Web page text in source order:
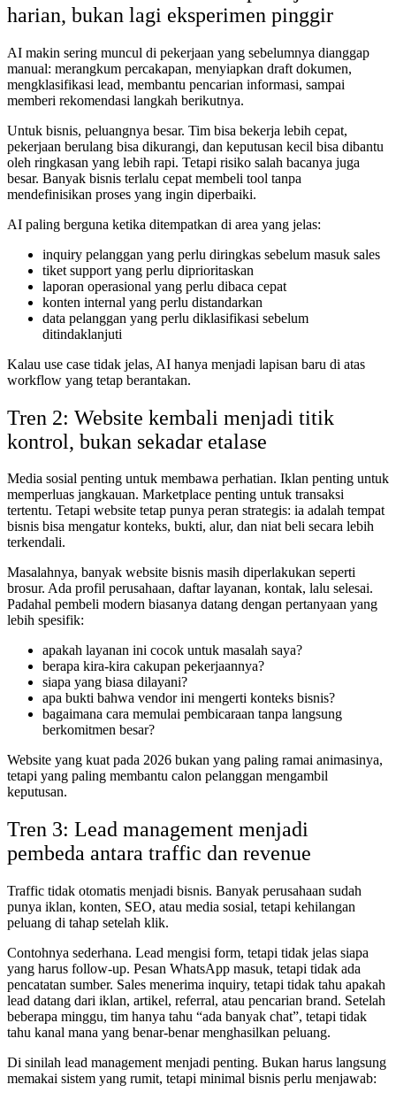
harian, bukan lagi eksperimen pinggir
AI makin sering muncul di pekerjaan yang sebelumnya dianggap
manual: merangkum percakapan, menyiapkan draft dokumen,
mengklasifikasi lead, membantu pencarian informasi, sampai
memberi rekomendasi langkah berikutnya.
Untuk bisnis, peluangnya besar. Tim bisa bekerja lebih cepat,
pekerjaan berulang bisa dikurangi, dan keputusan kecil bisa dibantu
oleh ringkasan yang lebih rapi. Tetapi risiko salah bacanya juga
besar. Banyak bisnis terlalu cepat membeli tool tanpa
mendefinisikan proses yang ingin diperbaiki.
AI paling berguna ketika ditempatkan di area yang jelas:
inquiry pelanggan yang perlu diringkas sebelum masuk sales
tiket support yang perlu diprioritaskan
laporan operasional yang perlu dibaca cepat
konten internal yang perlu distandarkan
data pelanggan yang perlu diklasifikasi sebelum
ditindaklanjuti
Kalau use case tidak jelas, AI hanya menjadi lapisan baru di atas
workflow yang tetap berantakan.
Tren 2: Website kembali menjadi titik
kontrol, bukan sekadar etalase
Media sosial penting untuk membawa perhatian. Iklan penting untuk
memperluas jangkauan. Marketplace penting untuk transaksi
tertentu. Tetapi website tetap punya peran strategis: ia adalah tempat
bisnis bisa mengatur konteks, bukti, alur, dan niat beli secara lebih
terkendali.
Masalahnya, banyak website bisnis masih diperlakukan seperti
brosur. Ada profil perusahaan, daftar layanan, kontak, lalu selesai.
Padahal pembeli modern biasanya datang dengan pertanyaan yang
lebih spesifik:
apakah layanan ini cocok untuk masalah saya?
berapa kira-kira cakupan pekerjaannya?
siapa yang biasa dilayani?
apa bukti bahwa vendor ini mengerti konteks bisnis?
bagaimana cara memulai pembicaraan tanpa langsung
berkomitmen besar?
Website yang kuat pada 2026 bukan yang paling ramai animasinya,
tetapi yang paling membantu calon pelanggan mengambil
keputusan.
Tren 3: Lead management menjadi
pembeda antara traffic dan revenue
Traffic tidak otomatis menjadi bisnis. Banyak perusahaan sudah
punya iklan, konten, SEO, atau media sosial, tetapi kehilangan
peluang di tahap setelah klik.
Contohnya sederhana. Lead mengisi form, tetapi tidak jelas siapa
yang harus follow-up. Pesan WhatsApp masuk, tetapi tidak ada
pencatatan sumber. Sales menerima inquiry, tetapi tidak tahu apakah
lead datang dari iklan, artikel, referral, atau pencarian brand. Setelah
beberapa minggu, tim hanya tahu “ada banyak chat”, tetapi tidak
tahu kanal mana yang benar-benar menghasilkan peluang.
Di sinilah lead management menjadi penting. Bukan harus langsung
memakai sistem yang rumit, tetapi minimal bisnis perlu menjawab: